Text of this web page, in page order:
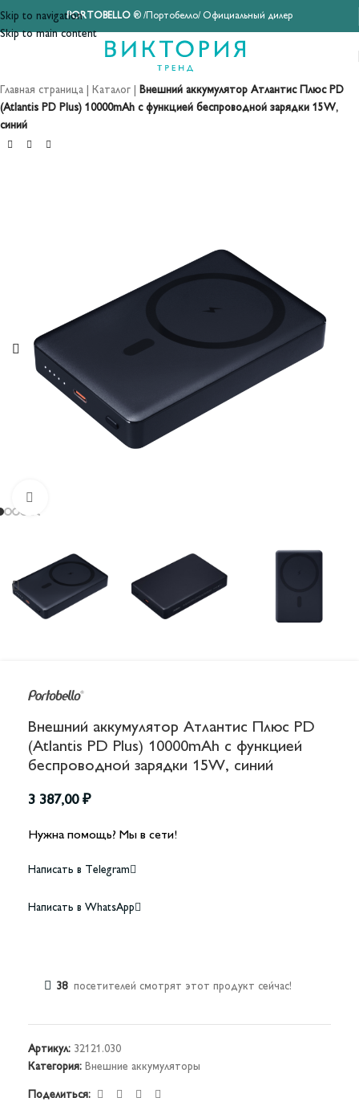
Skip to navigation
Skip to main content
PORTOBELLO® /Портобелло/ Официальный дилер
Главная страница Каталог
Внешний аккумулятор Атлантис Плюс PD
(Atlantis PD Plus) 10000mAh с функцией беспроводной зарядки 15W,
синий
Внешний аккумулятор Атлантис Плюс PD
(Atlantis PD Plus) 10000mAh с функцией
беспроводной зарядки 15W, синий
3 387,00 ₽
Нужна помощь? Мы в сети!
Написать в Telegram
Написать в WhatsApp
38 посетителей смотрят этот продукт сейчас!
Артикул: 32121.030
Категория: Внешние аккумуляторы
Поделиться: